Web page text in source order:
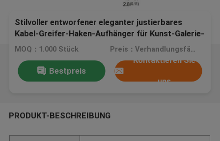
Stilvoller entworfener eleganter justierbares
Kabel-Greifer-Haken-Aufhänger für Kunst-Galerie-
Anzeige
MOQ：1.000 Stück Preis：Verhandlungsfähig
Bestpreis
Kontaktieren Sie
uns
PRODUKT-BESCHREIBUNG